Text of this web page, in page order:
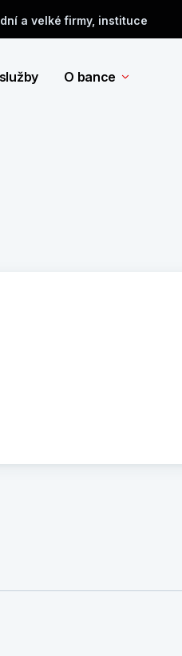
a velké firmy, instituce
O bance